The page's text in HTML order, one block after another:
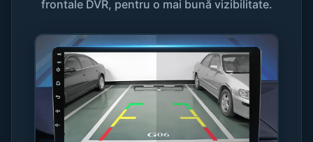
frontale DVR, pentru o mai bună vizibilitate.